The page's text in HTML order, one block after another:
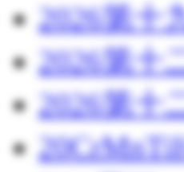
2026第十
2026第十
2026第十